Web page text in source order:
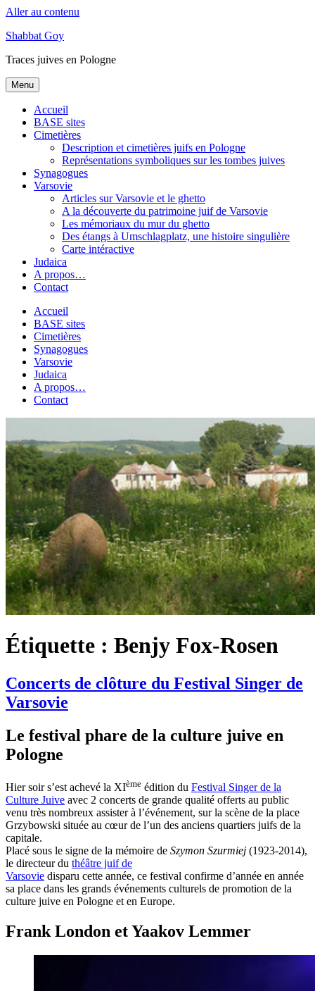
Aller au contenu
Shabbat Goy
Traces juives en Pologne
Menu
Accueil
BASE sites
Cimetières
Description et cimetières juifs en Pologne
Représentations symboliques sur les tombes juives
Synagogues
Varsovie
Articles sur Varsovie et le ghetto
A la découverte du patrimoine juif de Varsovie
Les mémoriaux du mur du ghetto
Des étangs à Umschlagplatz, une histoire singulière
Carte intéractive
Judaica
A propos…
Contact
Accueil
BASE sites
Cimetières
Synagogues
Varsovie
Judaica
A propos…
Contact
Étiquette : Benjy Fox-Rosen
Concerts de clôture du Festival Singer de
Varsovie
Le festival phare de la culture juive en
Pologne
Hier soir s’est achevé la XIème édition du Festival Singer de la
Culture Juive avec 2 concerts de grande qualité offerts au public
venu très nombreux assister à l’événement, sur la scène de la place
Grzybowski située au cœur de l’un des anciens quartiers juifs de la
capitale.
Placé sous le signe de la mémoire de Szymon Szurmiej (1923-2014),
le directeur du théâtre juif de
Varsovie disparu cette année, ce festival confirme d’année en année
sa place dans les grands événements culturels de promotion de la
culture juive en Pologne et en Europe.
Frank London et Yaakov Lemmer